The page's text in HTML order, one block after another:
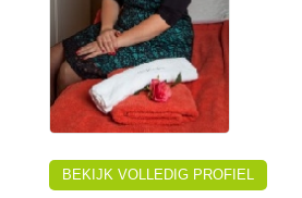
BEKIJK VOLLEDIG PROFIEL